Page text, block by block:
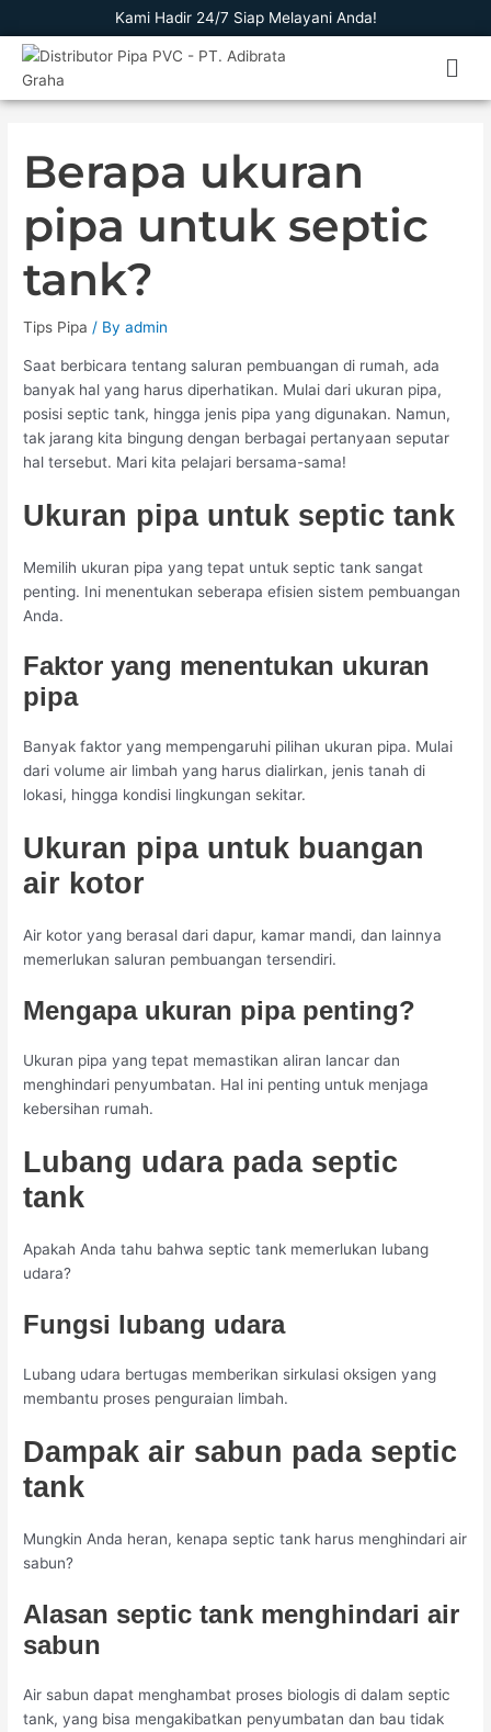
to
content
Kami Hadir 24/7 Siap Melayani Anda!
Berapa ukuran
pipa untuk septic
tank?
Tips Pipa / Byadmin
Saat berbicara tentang saluran pembuangan di rumah, ada
banyak hal yang harus diperhatikan. Mulai dari ukuran pipa,
posisi septic tank, hingga jenis pipa yang digunakan. Namun,
tak jarang kita bingung dengan berbagai pertanyaan seputar
hal tersebut. Mari kita pelajari bersama-sama!
Ukuran pipa untuk septic tank
Memilih ukuran pipa yang tepat untuk septic tank sangat
penting. Ini menentukan seberapa efisien sistem pembuangan
Anda.
Faktor yang menentukan ukuran
pipa
Banyak faktor yang mempengaruhi pilihan ukuran pipa. Mulai
dari volume air limbah yang harus dialirkan, jenis tanah di
lokasi, hingga kondisi lingkungan sekitar.
Ukuran pipa untuk buangan
air kotor
Air kotor yang berasal dari dapur, kamar mandi, dan lainnya
memerlukan saluran pembuangan tersendiri.
Mengapa ukuran pipa penting?
Ukuran pipa yang tepat memastikan aliran lancar dan
menghindari penyumbatan. Hal ini penting untuk menjaga
kebersihan rumah.
Lubang udara pada septic
tank
Apakah Anda tahu bahwa septic tank memerlukan lubang
udara?
Fungsi lubang udara
Lubang udara bertugas memberikan sirkulasi oksigen yang
membantu proses penguraian limbah.
Dampak air sabun pada septic
tank
Mungkin Anda heran, kenapa septic tank harus menghindari air
sabun?
Alasan septic tank menghindari air
sabun
Air sabun dapat menghambat proses biologis di dalam septic
tank, yang bisa mengakibatkan penyumbatan dan bau tidak